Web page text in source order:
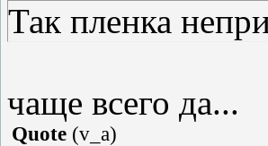
Так пленка
чаще всего да...
Quote (v_a)